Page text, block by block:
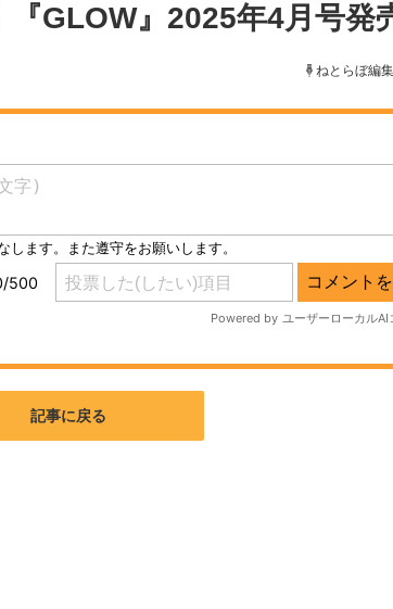
『GLOW』2025年4月号発
ねとらぼ編
記事に戻る